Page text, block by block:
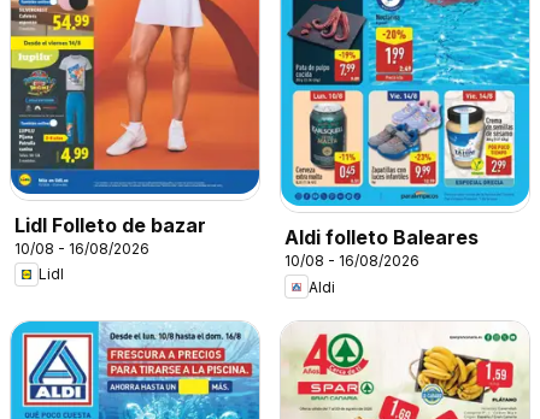
Lidl Folleto de bazar
10/08 - 16/08/2026
Lidl
Aldi folleto Baleares
10/08 - 16/08/2026
Aldi